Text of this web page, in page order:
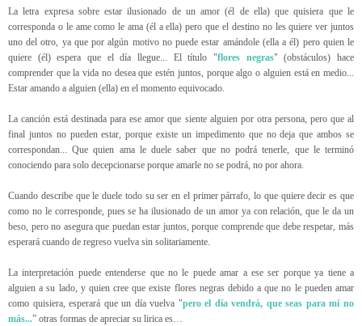
La letra expresa sobre estar ilusionado de un amor (él de ella) que quisiera que le
corresponda o le ame como le ama (él a ella) pero que el destino no les quiere ver juntos
uno del otro, ya que por algún motivo no puede estar amándole (ella a él) pero quien le
quiere (él) espera que el día llegue... El título "flores negras" (obstáculos) hace
comprender que la vida no desea que estén juntos, porque algo o alguien está en medio...
Estar amando a alguien (ella) en el momento equivocado.
La canción está destinada para ese amor que siente alguien por otra persona, pero que al
final juntos no pueden estar, porque existe un impedimento que no deja que ambos se
correspondan... Que quien ama le duele saber que no podrá tenerle, que le terminó
conociendo para solo decepcionarse porque amarle no se podrá, no por ahora.
Cuando describe que le duele todo su ser en el primer párrafo, lo que quiere decir es que
como no le corresponde, pues se ha ilusionado de un amor ya con relación, que le da un
beso, pero no asegura que puedan estar juntos, porque comprende que debe respetar, más
esperará cuando de regreso vuelva sin solitariamente.
La interpretación puede entenderse que no le puede amar a ese ser porque ya tiene a
alguien a su lado, y quien cree que existe flores negras debido a que no le pueden amar
como quisiera, esperará que un día vuelva "pero el día vendrá, que seas para mí no
más...” otras formas de apreciar su lirica es…